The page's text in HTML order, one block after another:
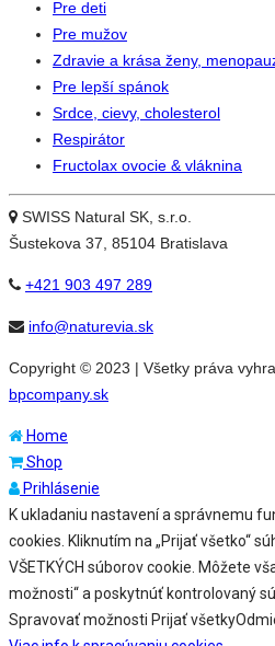
Pre deti
Pre mužov
Zdravie a krása ženy,
Pre lepší spánok
Srdce, cievy, cholesterol
Respirátor
Fructolax ovocie & vláknina
SWISS Natural SK, s.r.o.
Šustekova 37, 85104 Bratislava
+421 903 497 289
info@naturevia.sk
Copyright © 2023 | Všetky práva
bpcompany.sk
Home
Shop
Prihlásenie
K ukladaniu nastavení a správnemu
cookies. Kliknutím na „Prijať všetko“
VŠETKÝCH súborov cookie. Môžete
možnosti“ a poskytnúť kontrolovaný
Spravovať možnosti Prijať všetky